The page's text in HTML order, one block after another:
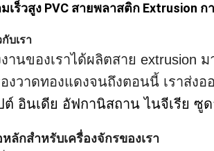
เร็วสูง PVC สายพลาสติก Extrusion
กับเรา
านของเราได้ผลิตสาย extrusion
องวาดทองแดงจนถึงตอนนี้ เราส่ง
ต์ อินเดีย อัฟกานิสถาน ไนจีเรีย ซู
ลักสําหรับเครื่องจักรของเรา